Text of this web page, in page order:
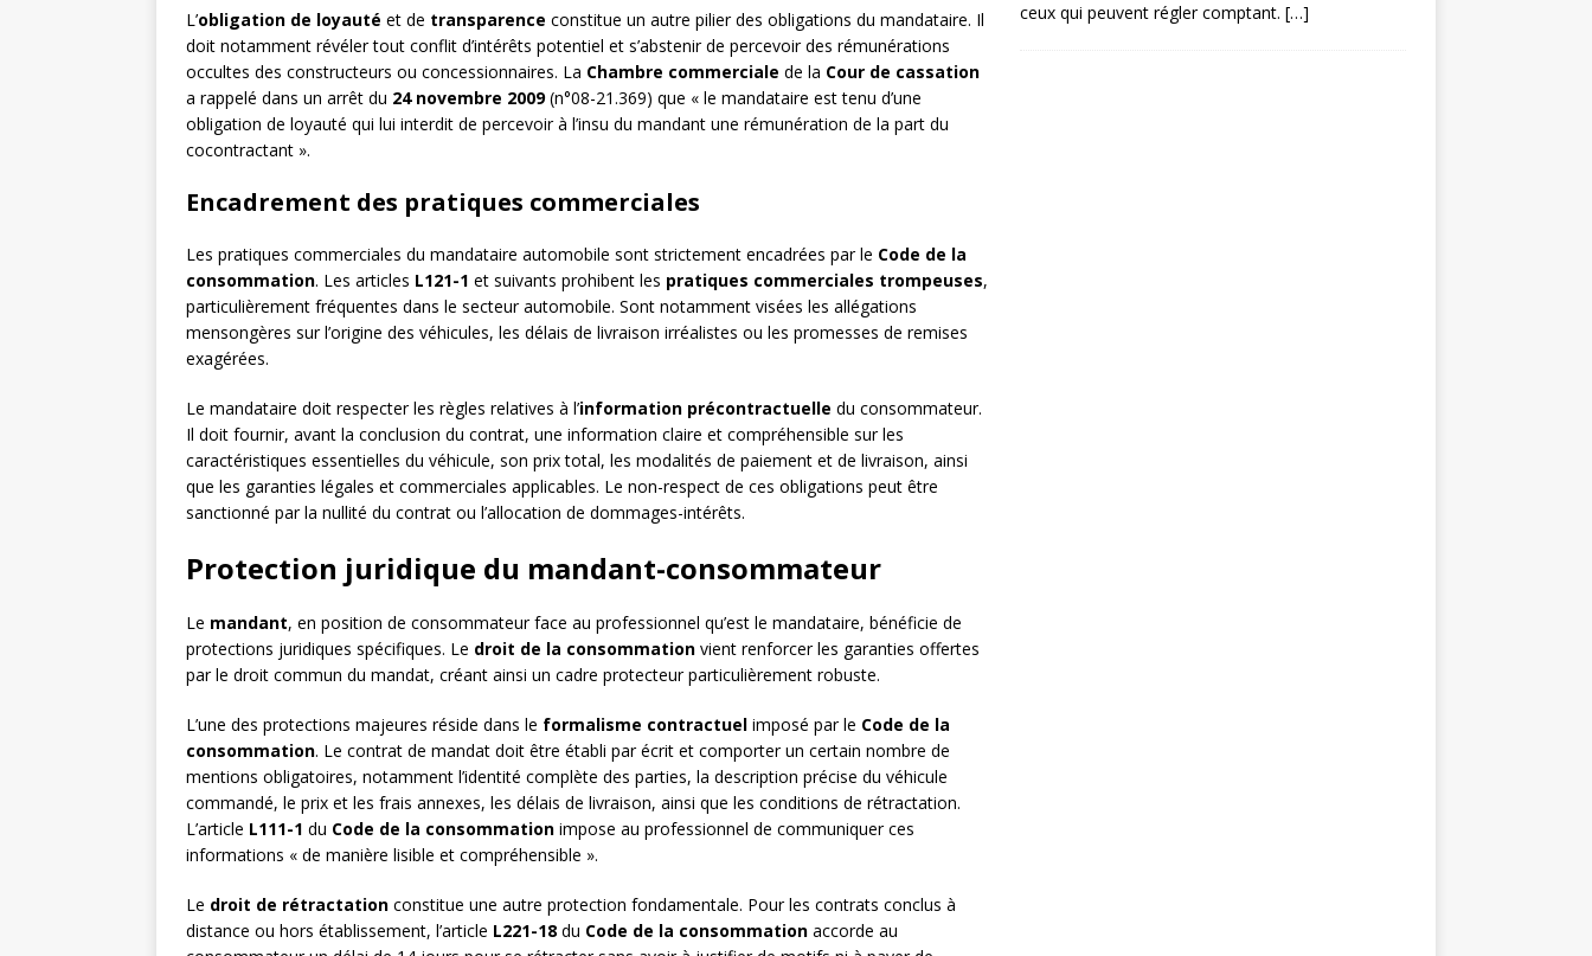
L’obligation de loyauté et de transparence constitue un autre pilier des obligations du mandataire. Il
doit notamment révéler tout conflit d’intérêts potentiel et s’abstenir de percevoir des rémunérations
occultes des constructeurs ou concessionnaires. La Chambre commerciale de la Cour de cassation
a rappelé dans un arrêt du 24 novembre 2009(n°08-21.369) que « le mandataire est tenu d’une
obligation de loyauté qui lui interdit de percevoir à l’insu du mandant une rémunération de la part du
cocontractant ».
Encadrement des pratiques commerciales
Les pratiques commerciales du mandataire automobile sont strictement encadrées par le Code de la
consommation. Les articles L121-1 et suivants prohibent les pratiques commerciales trompeuses,
particulièrement fréquentes dans le secteur automobile. Sont notamment visées les allégations
mensongères sur l’origine des véhicules, les délais de livraison irréalistes ou les promesses de remises
exagérées.
Le mandataire doit respecter les règles relatives à l’information précontractuelle du consommateur.
Il doit fournir, avant la conclusion du contrat, une information claire et compréhensible sur les
caractéristiques essentielles du véhicule, son prix total, les modalités de paiement et de livraison, ainsi
que les garanties légales et commerciales applicables. Le non-respect de ces obligations peut être
sanctionné par la nullité du contrat ou l’allocation de dommages-intérêts.
Protection juridique du mandant-consommateur
Le mandant, en position de consommateur face au professionnel qu’est le mandataire, bénéficie de
protections juridiques spécifiques. Le droit de la consommation vient renforcer les garanties offertes
par le droit commun du mandat, créant ainsi un cadre protecteur particulièrement robuste.
L’une des protections majeures réside dans le formalisme contractuel imposé par le Code de la
consommation. Le contrat de mandat doit être établi par écrit et comporter un certain nombre de
mentions obligatoires, notamment l’identité complète des parties, la description précise du véhicule
commandé, le prix et les frais annexes, les délais de livraison, ainsi que les conditions de rétractation.
L’article L111-1 du Code de la consommation impose au professionnel de communiquer ces
informations « de manière lisible et compréhensible ».
Le droit de rétractation constitue une autre protection fondamentale. Pour les contrats conclus à
distance ou hors établissement, l’article L221-18 du Code de la consommation accorde au
ceux qui peuvent régler comptant. […]